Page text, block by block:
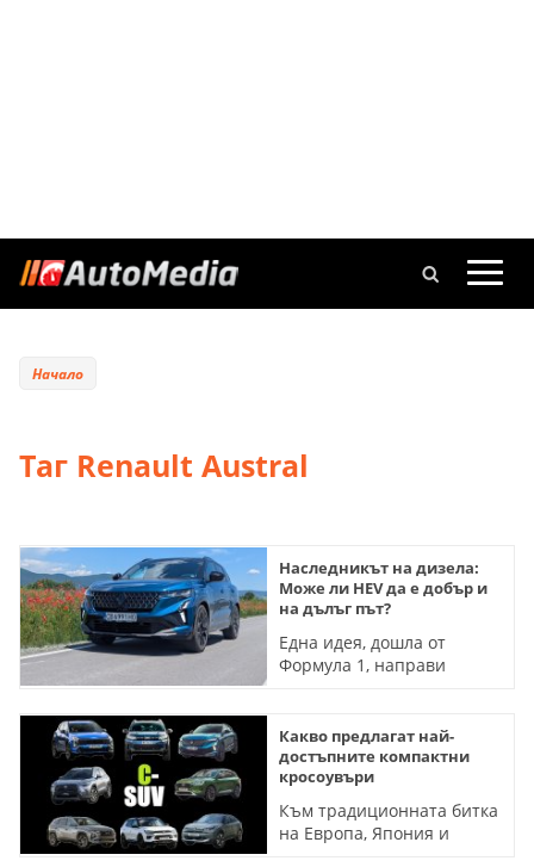
Начало
Таг Renault Austral
Наследникът на дизела:
Може ли HEV да е добър и
на дълъг път?
Една идея, дошла от
Формула 1, направи
Какво предлагат най-
достъпните компактни
кросоувъри
Към традиционната битка
на Европа, Япония и